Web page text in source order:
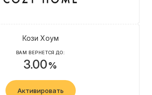
Кози Хоум
ВАМ ВЕРНЕТСЯ ДО:
3.00%
Активировать